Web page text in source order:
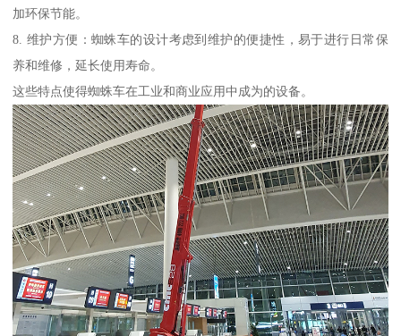
加环保节能。
8. 维护方便：蜘蛛车的设计考虑到维护的便捷性，易于进行日常保
养和维修，延长使用寿命。
这些特点使得蜘蛛车在工业和商业应用中成为的设备。